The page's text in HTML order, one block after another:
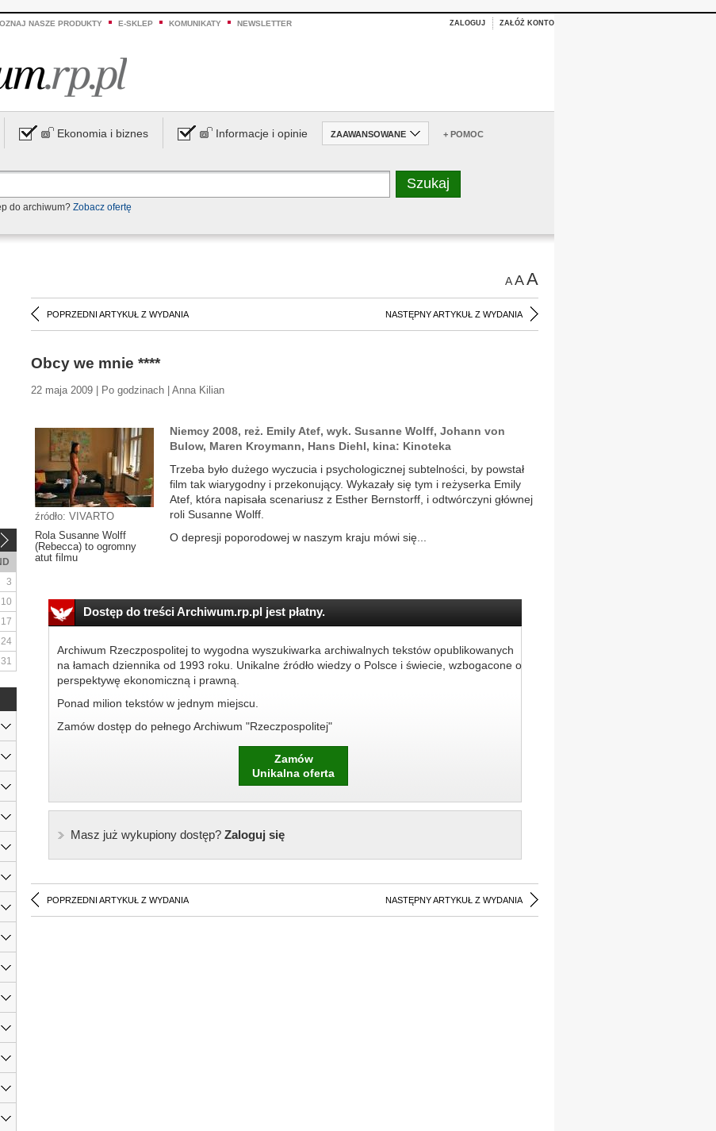
NASZE PRODUKTY E-SKLEP KOMUNIKATY NEWSLETTER ZALOGUJ ZAŁÓŻ KONTO
Ekonomia i biznes Informacje i opinie ZAAWANSOWANE + POMOC
do archiwum? Zobacz ofertę
AAA
POPRZEDNI ARTYKUŁ Z WYDANIA NASTĘPNY ARTYKUŁ Z WYDANIA
Obcy we mnie ****
22 maja 2009 | Po godzinach | Anna Kilian
źródło: VIVARTO
Rola Susanne Wolff
(Rebecca) to ogromny
atut filmu
Niemcy 2008, reż. Emily Atef, wyk. Susanne Wolff, Johann von
Bulow, Maren Kroymann, Hans Diehl, kina: Kinoteka
Trzeba było dużego wyczucia i psychologicznej subtelności, by powstał
film tak wiarygodny i przekonujący. Wykazały się tym i reżyserka Emily
Atef, która napisała scenariusz z Esther Bernstorff, i odtwórczyni głównej
roli Susanne Wolff.
O depresji poporodowej w naszym kraju mówi się...
Dostęp do treści Archiwum.rp.pl jest płatny.
Archiwum Rzeczpospolitej to wygodna wyszukiwarka archiwalnych tekstów opublikowanych
na łamach dziennika od 1993 roku. Unikalne źródło wiedzy o Polsce i świecie, wzbogacone o
perspektywę ekonomiczną i prawną.
Ponad milion tekstów w jednym miejscu.
Zamów dostęp do pełnego Archiwum "Rzeczpospolitej"
Zamów
Unikalna oferta
Masz już wykupiony dostęp?Zaloguj się
POPRZEDNI ARTYKUŁ Z WYDANIA NASTĘPNY ARTYKUŁ Z WYDANIA
3
10
17
24
31